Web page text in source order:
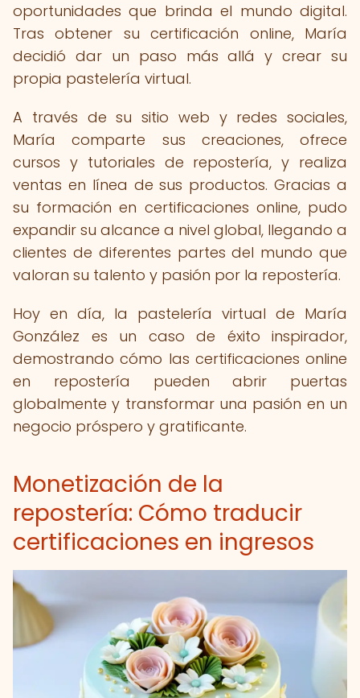
oportunidades que brinda el mundo digital.
Tras obtener su certificación online, María
decidió dar un paso más allá y crear su
propia pastelería virtual.
A través de su sitio web y redes sociales,
María comparte sus creaciones, ofrece
cursos y tutoriales de repostería, y realiza
ventas en línea de sus productos. Gracias a
su formación en certificaciones online, pudo
expandir su alcance a nivel global, llegando a
clientes de diferentes partes del mundo que
valoran su talento y pasión por la repostería.
Hoy en día, la pastelería virtual de María
González es un caso de éxito inspirador,
demostrando cómo las certificaciones online
en repostería pueden abrir puertas
globalmente y transformar una pasión en un
negocio próspero y gratificante.
Monetización de la
repostería: Cómo traducir
certificaciones en ingresos